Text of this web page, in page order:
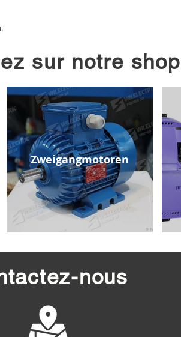
sur notre shop
Zweigangmotoren
nous